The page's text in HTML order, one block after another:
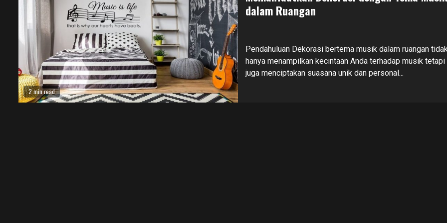
2 min read
dalam Ruangan
Pendahuluan Dekorasi bertema musik dalam ruangan
hanya menampilkan kecintaan Anda terhadap musik tetapi
juga menciptakan suasana unik dan personal...